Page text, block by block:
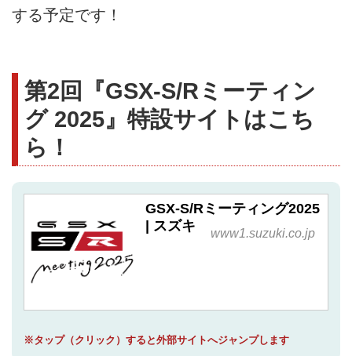
する予定です！
第2回『GSX-S/Rミーティン
グ 2025』特設サイトはこち
ら！
GSX-S/Rミーティング2025
| スズキ
www1.suzuki.co.jp
※タップ（クリック）すると外部サイトへジャンプします